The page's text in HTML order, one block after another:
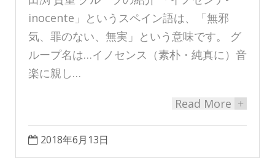
inocente」というスペイン語は、「無邪
気、罪のない、無実」という意味です。 グ
ループ名は…イノセンス（素朴・純真に）音
楽に親し…
Read More +
2018年6月13日